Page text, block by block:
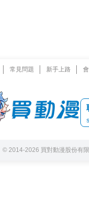
常見問題 新手上路
© 2014-2026 買對動漫股份有